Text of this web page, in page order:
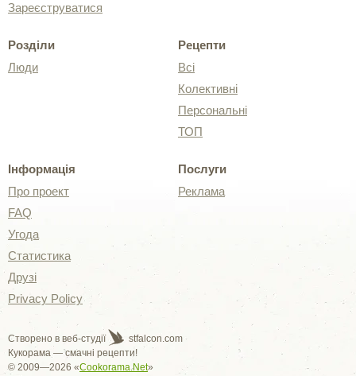
Зареєструватися
Розділи
Люди
Рецепти
Всі
Колективні
Персональні
ТОП
Інформація
Про проект
FAQ
Угода
Статистика
Друзі
Privacy Policy
Послуги
Реклама
Створено в веб-студії
stfalcon.com
Кукорама — смачні рецепти!
© 2009—2026 «Cookorama.Net»